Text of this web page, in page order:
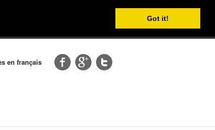
Got it!
en français